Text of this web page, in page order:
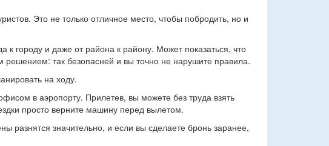
Это не только отличное место, чтобы побродить, но и
городу и даже от района к району. Может показаться, что
решением: так безопасней и вы точно не нарушите правила.
на ходу.
в аэропорту. Прилетев, вы можете без труда взять
просто верните машину перед вылетом.
разнятся значительно, и если вы сделаете бронь заранее,